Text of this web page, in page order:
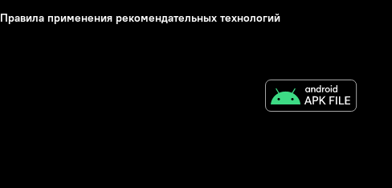
Правила применения рекомендательных технологий